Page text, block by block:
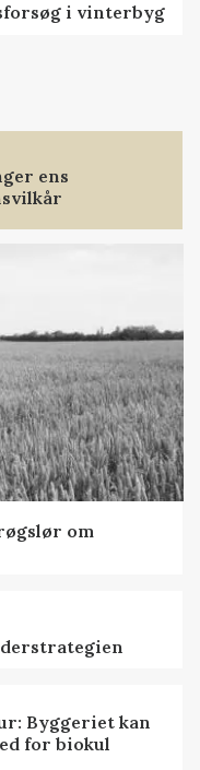
i vinterbyg
ens
om
Byggeriet kan
for biokul